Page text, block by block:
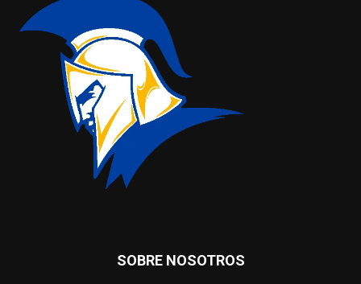
SOBRE NOSOTROS